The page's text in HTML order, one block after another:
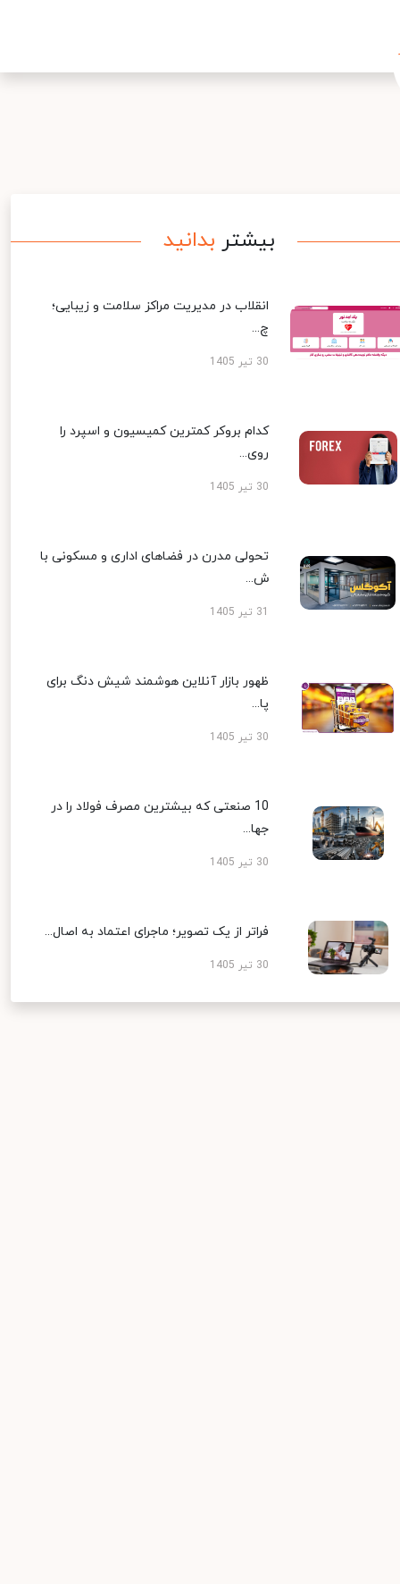
بیشتر بدانید
انقلاب در مدیریت مراکز سلامت و زیبایی؛
چ...
30 تیر 1405
کدام بروکر کمترین کمیسیون و اسپرد را
روی...
30 تیر 1405
تحولی مدرن در فضاهای اداری و مسکونی با
ش...
ظهور بازار آنلاین هوشمند شیش دنگ برای
پا...
30 تیر 1405
10 صنعتی که بیشترین مصرف فولاد را در
جها...
30 تیر 1405
فراتر از یک تصویر؛ ماجرای اعتماد به اصال...
30 تیر 1405